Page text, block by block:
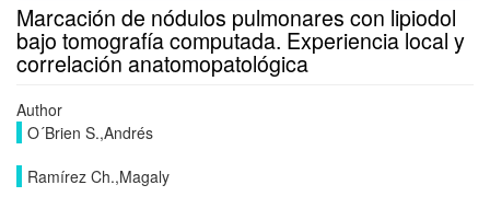
Marcación de nódulos pulmonares con lipiodol
bajo tomografía computada. Experiencia local y
correlación anatomopatológica
Author
O´Brien S.,Andrés
Ramírez Ch.,Magaly